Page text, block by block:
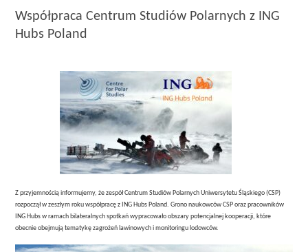
Współpraca Centrum Studiów Polarnych z ING
Hubs Poland
Z przyjemnością informujemy, że zespół Centrum Studiów Polarnych Uniwersytetu Śląskiego (CSP)
rozpoczął w zeszłym roku współpracę z ING Hubs Poland. Grono naukowców CSP oraz pracowników
ING Hubs w ramach bilateralnych spotkań wypracowało obszary potencjalnej kooperacji, które
obecnie obejmują tematykę zagrożeń lawinowych i monitoringu lodowców.